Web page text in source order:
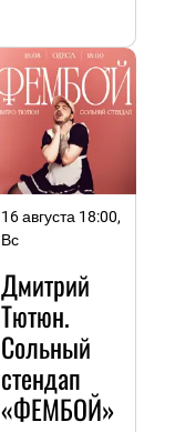
16 августа 18:00,
Вс
Дмитрий
Тютюн.
Сольный
стендап
«ФЕМБОЙ»